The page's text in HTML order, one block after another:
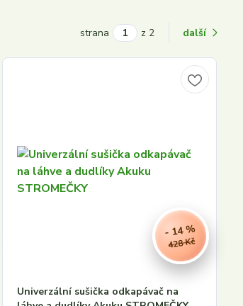
strana z 2 další
428 Kč
- 14 %
Univerzální sušička odkapávač na